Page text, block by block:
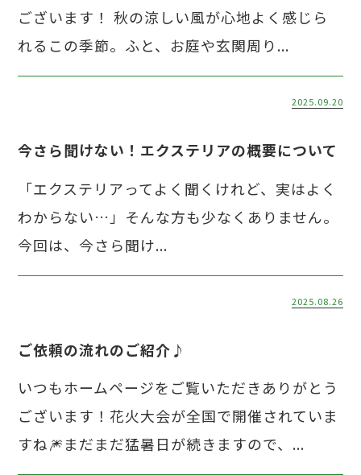
ございます！ 秋の涼しい風が心地よく感じら
れるこの季節。ふと、お庭や玄関周り...
2025.09.20
今さら聞けない！エクステリアの概要について
「エクステリアってよく聞くけれど、実はよく
わからない…」そんな方も少なくありません。
今回は、今さら聞け...
2025.08.26
ご依頼の流れのご紹介♪
いつもホームページをご覧いただきありがとう
ございます！花火大会が全国で開催されていま
すね🎆まだまだ猛暑日が続きますので、...